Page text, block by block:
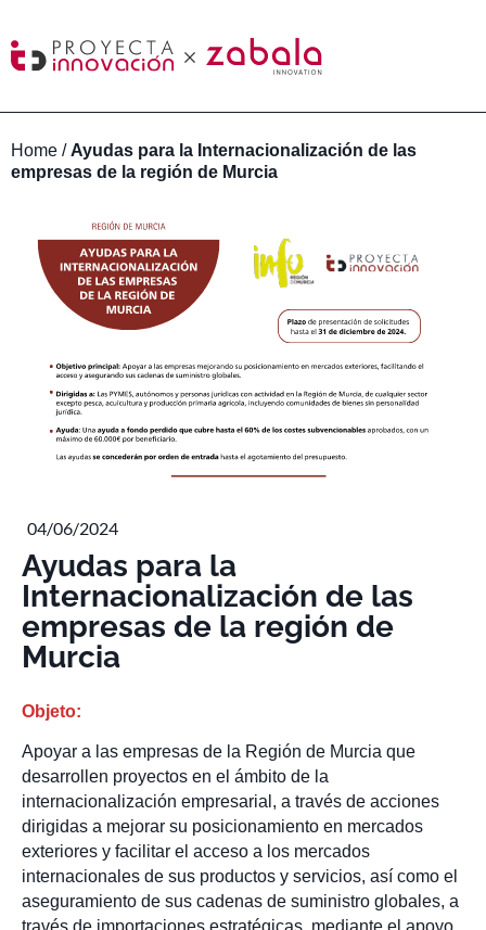
Home / Ayudas para la Internacionalización de las
empresas de la región de Murcia
04/06/2024
Ayudas para la
Internacionalización de las
empresas de la región de
Murcia
Objeto:
Apoyar a las empresas de la Región de Murcia que
desarrollen proyectos en el ámbito de la
internacionalización empresarial, a través de acciones
dirigidas a mejorar su posicionamiento en mercados
exteriores y facilitar el acceso a los mercados
internacionales de sus productos y servicios, así como el
aseguramiento de sus cadenas de suministro globales, a